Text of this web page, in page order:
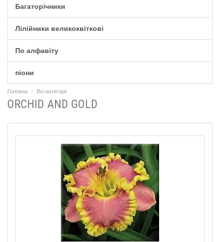
Багаторічники
Лілійники великоквіткові
По алфавіту
піони
Головна Всі категорії
ORCHID AND GOLD